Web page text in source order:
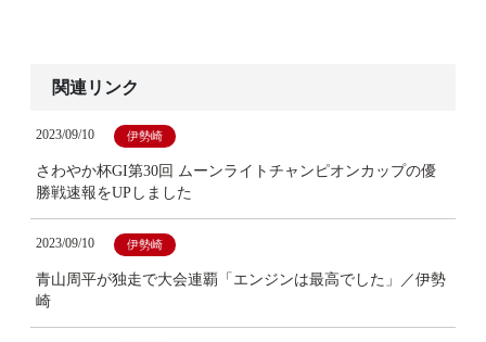
関連リンク
2023/09/10 伊勢崎
さわやか杯GI第30回 ムーンライトチャンピオンカップの優
勝戦速報をUPしました
2023/09/10 伊勢崎
青山周平が独走で大会連覇「エンジンは最高でした」／伊勢
崎